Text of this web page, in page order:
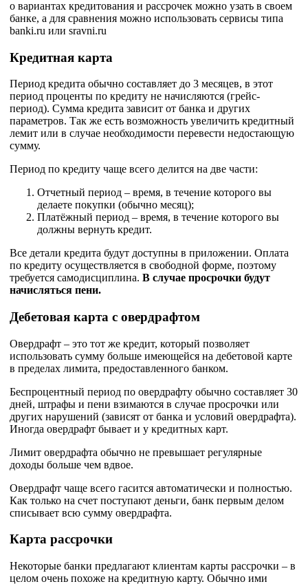
о вариантах кредитования и рассрочек можно узать в своем
банке, а для сравнения можно использовать сервисы типа
banki.ru или sravni.ru
Кредитная карта
Период кредита обычно составляет до 3 месяцев, в этот
период проценты по кредиту не начисляются (грейс-
период). Сумма кредита зависит от банка и других
параметров. Так же есть возможность увеличить кредитный
лемит или в случае необходимости перевести недостающую
сумму.
Период по кредиту чаще всего делится на две части:
Отчетный период – время, в течение которого вы
делаете покупки (обычно месяц);
Платёжный период – время, в течение которого вы
должны вернуть кредит.
Все детали кредита будут доступны в приложении. Оплата
по кредиту осуществляется в свободной форме, поэтому
требуется самодисциплина. В случае просрочки будут
начисляться пени.
Дебетовая карта с овердрафтом
Овердрафт – это тот же кредит, который позволяет
использовать сумму больше имеющейся на дебетовой карте
в пределах лимита, предоставленного банком.
Беспроцентный период по овердрафту обычно составляет 30
дней, штрафы и пени взимаются в случае просрочки или
других нарушений (зависят от банка и условий овердрафта).
Иногда овердрафт бывает и у кредитных карт.
Лимит овердрафта обычно не превышает регулярные
доходы больше чем вдвое.
Овердрафт чаще всего гасится автоматически и полностью.
Как только на счет поступают деньги, банк первым делом
списывает всю сумму овердрафта.
Карта рассрочки
Некоторые банки предлагают клиентам карты рассрочки – в
целом очень похоже на кредитную карту. Обычно ими